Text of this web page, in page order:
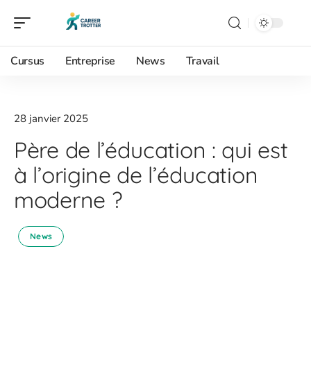
Cursus Entreprise News Travail
28 janvier 2025
Père de l’éducation : qui est
à l’origine de l’éducation
moderne ?
News